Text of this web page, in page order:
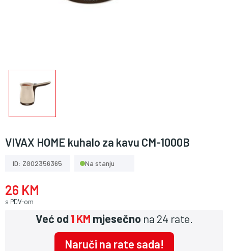
VIVAX HOME kuhalo za kavu CM-1000B
ID: ZG02356365 Na stanju
26 KM
s PDV-om
Već od1 KM mjesečno na 24 rate.
Naruči na rate sada!